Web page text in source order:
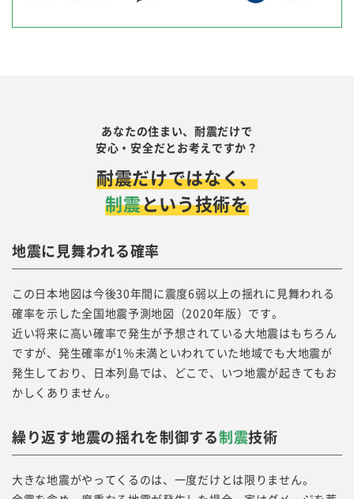
あなたの住まい、耐震だけで
安心・安全だとお考えですか？
耐震だけではなく、
制震という技術を
地震に見舞われる確率
この日本地図は今後30年間に震度6弱以上の揺れに見舞われる
確率を示した全国地震予測地図（2020年版）です。
近い将来に高い確率で発生が予想されている大地震はもちろん
ですが、発生確率が1％未満といわれていた地域でも大地震が
発生しており、日本列島では、どこで、いつ地震が起きてもお
かしくありません。
繰り返す地震の揺れを制御する制震技術
大きな地震がやってくるのは、一度だけとは限りません。